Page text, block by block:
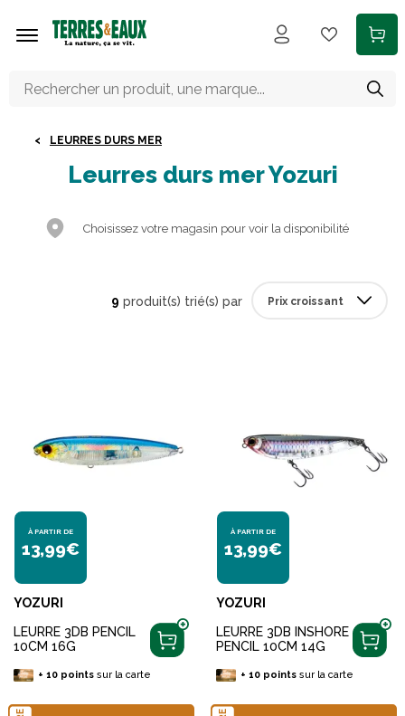
LEURRES DURS MER
Leurres durs mer Yozuri
Choisissez votre magasin pour voir la disponibilité
9 produit(s) trié(s) par
À PARTIR DE
13,99€
YOZURI
LEURRE 3DB PENCIL
10CM 16G
+ 10pointssur la carte
À PARTIR DE
13,99€
YOZURI
LEURRE 3DB INSHORE
PENCIL 10CM 14G
+ 10pointssur la carte